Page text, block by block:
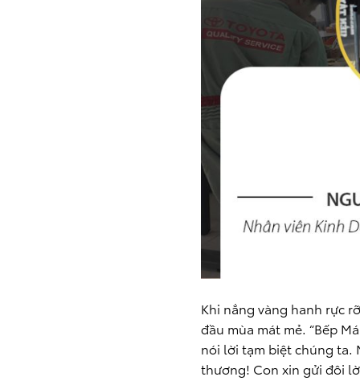
Khi nắng vàng hanh rực
đầu mùa mát mẻ. “Bếp
nói lời tạm biệt chúng ta.
thương! Con xin gửi đôi